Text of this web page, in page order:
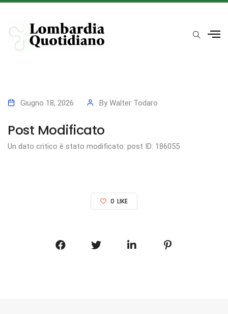
Giugno 18, 2026 By Walter Todaro
Post Modificato
Un dato critico è stato modificato: post ID: 186055
0 LIKE